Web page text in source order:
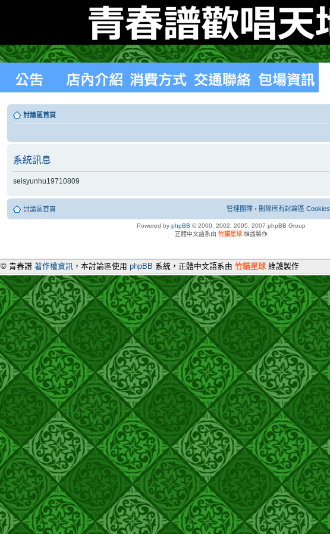
討論區首頁
系統訊息
seisyunhu19710809
討論區首頁 管理團隊 • 刪除所有討論區 Cookies
Powered by phpBB © 2000, 2002, 2005, 2007 phpBB Group
正體中文語系由 竹貓星球 維護製作
© 青春譜著作權資訊 ，本討論區使用phpBB 系統，正體中文語系由竹貓星球 維護製作